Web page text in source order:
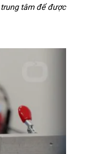
tâm để được